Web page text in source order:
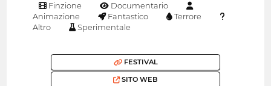
Finzione
Documentario
Animazione
Fantastico
Terrore
Altro
Sperimentale
FESTIVAL
SITO WEB